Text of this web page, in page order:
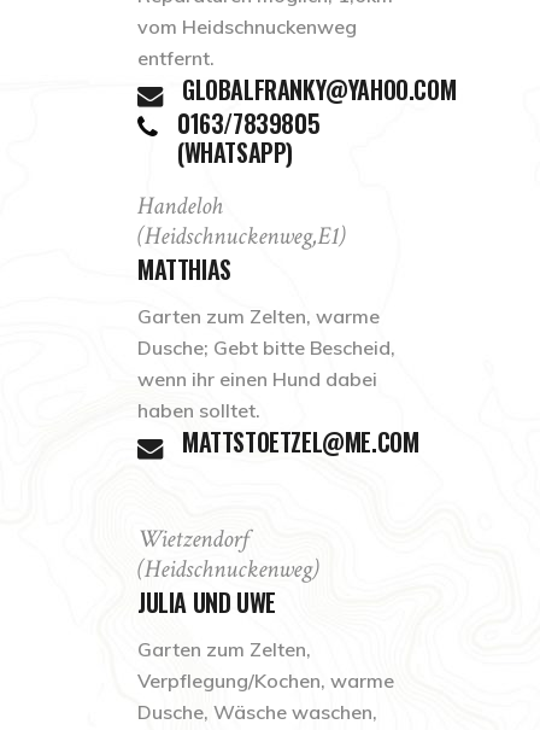
vom Heidschnuckenweg
entfernt.
GLOBALFRANKY@YAHOO.COM
0163/7839805
(WHATSAPP)
Handeloh
(Heidschnuckenweg,E1)
MATTHIAS
Garten zum Zelten, warme
Dusche; Gebt bitte Bescheid,
wenn ihr einen Hund dabei
haben solltet.
MATTSTOETZEL@ME.COM
Wietzendorf
(Heidschnuckenweg)
JULIA UND UWE
Garten zum Zelten,
Verpflegung/Kochen, warme
Dusche, Wäsche waschen,